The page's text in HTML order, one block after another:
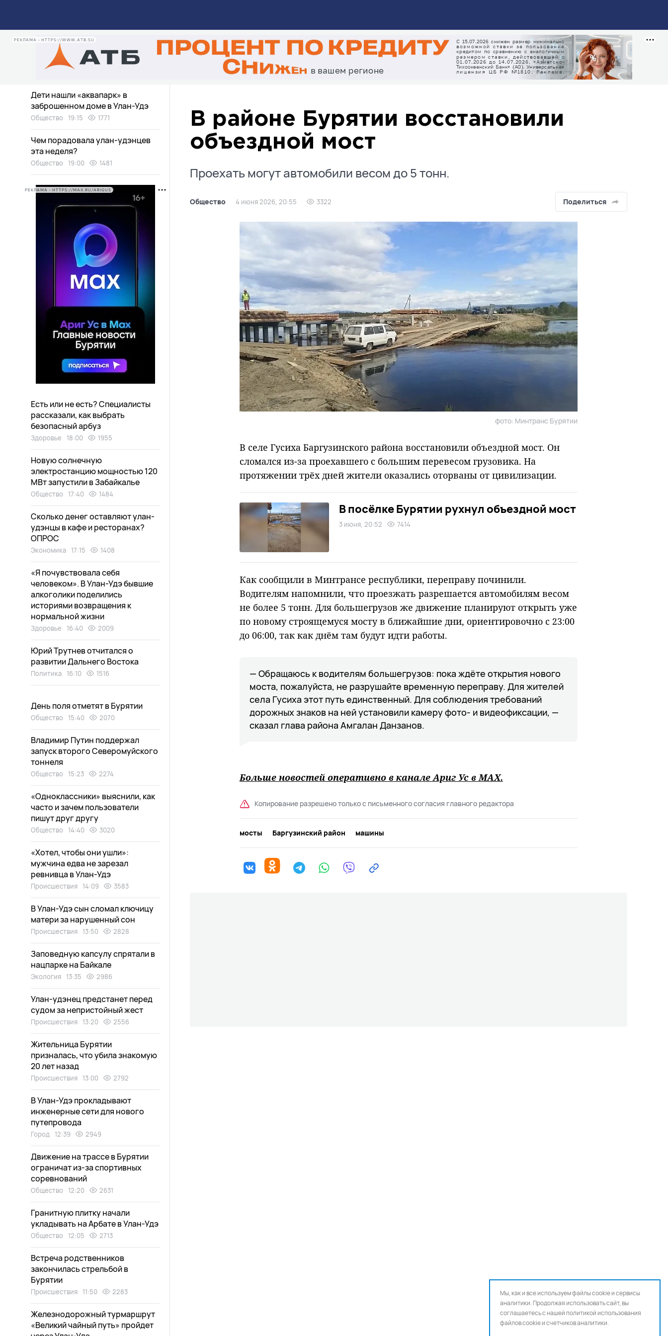
РЕКЛАМА • HTTPS://WWW.ATB.SU
В районе Бурятии восстановили
объездной мост
Проехать могут автомобили весом до 5 тонн.
Общество 4 июня 2026, 20:55 3322 Поделиться
фото: Минтранс Бурятии
В селе Гусиха Баргузинского района восстановили объездной мост. Он
сломался из-за проехавшего с большим перевесом грузовика. На
протяжении трёх дней жители оказались оторваны от цивилизации.
В посёлке Бурятии рухнул объездной мост
3 июня, 20:52 7414
Как сообщили в Минтрансе республики, переправу починили.
Водителям напомнили, что проезжать разрешается автомобилям весом
не более 5 тонн. Для большегрузов же движение планируют открыть уже
по новому строящемуся мосту в ближайшие дни, ориентировочно с 23:00
до 06:00, так как днём там будут идти работы.
— Обращаюсь к водителям большегрузов: пока ждёте открытия нового
моста, пожалуйста, не разрушайте временную переправу. Для жителей
села Гусиха этот путь единственный. Для соблюдения требований
дорожных знаков на ней установили камеру фото- и видеофиксации, —
сказал глава района Амгалан Данзанов.
Больше новостей оперативно в канале Ариг Ус вMAХ.
Копирование разрешено только с письменного согласия главного редактора
мосты Баргузинский район машины
Медведи в Бурятии пугают
дачников
Экология 20:30
Дети нашли «аквапарк» в
заброшенном доме в Улан-Удэ
Общество 19:15 1771
Чем порадовала улан-удэнцев
эта неделя?
Общество 19:00 1481
РЕКЛАМА • HTTPS://MAX.RU/ARIGUS
Есть или не есть? Специалисты
рассказали, как выбрать
безопасный арбуз
Здоровье 18:00 1955
Новую солнечную
электростанцию мощностью 120
МВт запустили в Забайкалье
Общество 17:40 1484
Сколько денег оставляют улан-
удэнцы в кафе и ресторанах?
ОПРОС
Экономика 17:15 1408
«Я почувствовала себя
человеком». В Улан-Удэ бывшие
алкоголики поделились
историями возвращения к
нормальной жизни
Здоровье 16:40 2009
Юрий Трутнев отчитался о
развитии Дальнего Востока
Политика 16:10 1516
День поля отметят в Бурятии
Общество 15:40 2070
Владимир Путин поддержал
запуск второго Северомуйского
тоннеля
Общество 15:23 2274
«Одноклассники» выяснили, как
часто и зачем пользователи
пишут друг другу
Общество 14:40 3020
«Хотел, чтобы они ушли»:
мужчина едва не зарезал
ревнивца в Улан-Удэ
Происшествия 14:09 3583
В Улан-Удэ сын сломал ключицу
матери за нарушенный сон
Происшествия 13:50 2828
Заповедную капсулу спрятали в
нацпарке на Байкале
Экология 13:35 2986
Улан-удэнец предстанет перед
судом за непристойный жест
Происшествия 13:20 2556
Жительница Бурятии
призналась, что убила знакомую
20 лет назад
Происшествия 13:00 2792
В Улан-Удэ прокладывают
инженерные сети для нового
путепровода
Город 12:39 2949
Движение на трассе в Бурятии
ограничат из-за спортивных
соревнований
Общество 12:20 2631
Гранитную плитку начали
укладывать на Арбате в Улан-Удэ
Общество 12:05 2713
Встреча родственников
закончилась стрельбой в
Бурятии
Происшествия 11:50 2283
Железнодорожный турмаршрут
«Великий чайный путь» пройдет
Мы, как и все используем файлы cookie и сервисы
аналитики. Продолжая использовать сайт, вы
соглашаетесь с нашейполитикой использования
файлов cookie и счетчиков аналитики.